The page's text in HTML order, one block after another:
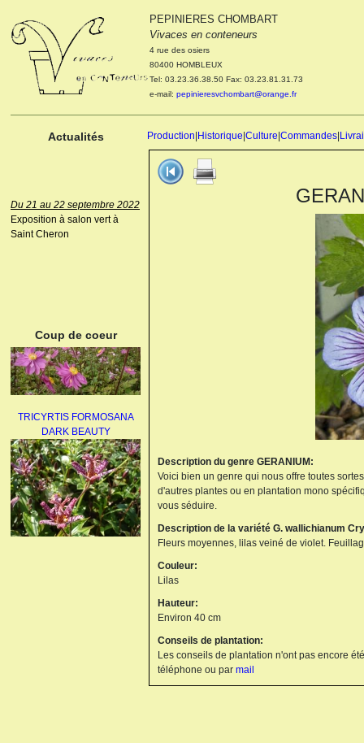
PEPINIERES CHOMBART
Vivaces en conteneurs
4 rue des osiers
80400 HOMBLEUX
Tel: 03.23.36.38.50 Fax: 03.23.81.31.73
e-mail: pepinieresvchombart@orange.fr
Actualités Production Historique Culture Commandes
Le 04 et 05 octobre 2022
Portes ouvertes de la
pépinière : Visite des
cultures, découverte des
nouveautés. Le rendez-vous
des passionnés Le mardi 04
Du 21 au 22 septembre 2022
Exposition à salon vert à
Saint Cheron
Coup de coeur
TRICYRTIS FORMOSANA
DARK BEAUTY
Description du genre GERANIUM:
Voici bien un genre qui nous offre toutes
d'autres plantes ou en plantation mono
vous séduire.
Description de la variété G. wallichianum
Fleurs moyennes, lilas veiné de violet.
Couleur:
Lilas
Hauteur:
Environ 40 cm
Conseils de plantation:
Les conseils de plantation n'ont pas encore
téléphone ou par mail